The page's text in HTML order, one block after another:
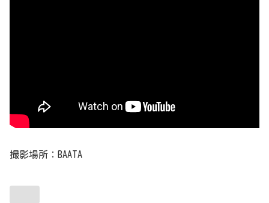
撮影場所：BAATA